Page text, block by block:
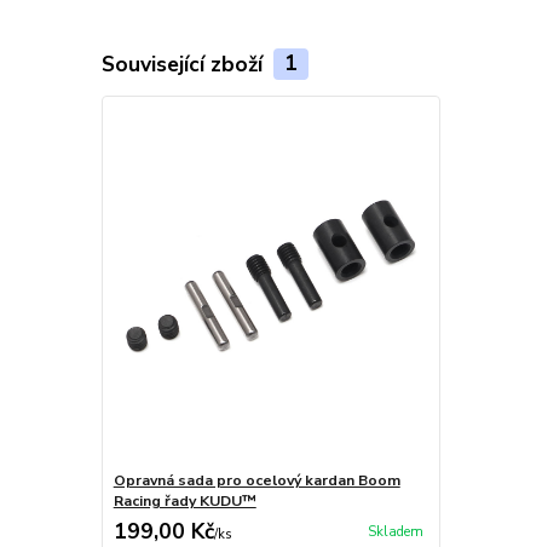
Související zboží 1
Opravná sada pro ocelový kardan Boom
Racing řady KUDU™
199,00 Kč/ks Skladem